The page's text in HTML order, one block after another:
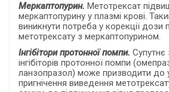
Меркаптопурин. Метотрексат
меркаптопурину у плазмі крові.
виникнути потреба у корекції дози
метотрексату з меркаптопурином.
Інгібітори протонної помпи. Супутнє
інгібіторів протонної помпи
ланзопразол) може призводити до
пригнічення виведення